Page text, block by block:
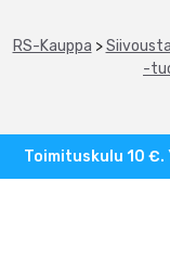
RS-Kauppa >
-
Toimituskulu 10